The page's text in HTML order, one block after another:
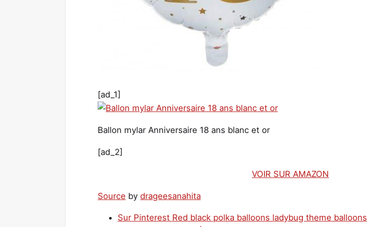
[ad_1]
Ballon mylar Anniversaire 18 ans blanc et or
[ad_2]
VOIR SUR AMAZON
Source by drageesanahita
Sur Pinterest Red black polka balloons ladybug theme balloons